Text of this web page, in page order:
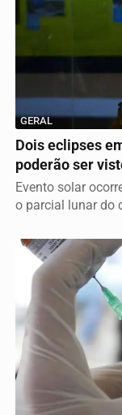
GERAL
Dois eclipses
poderão ser
Evento solar
o parcial lunar do